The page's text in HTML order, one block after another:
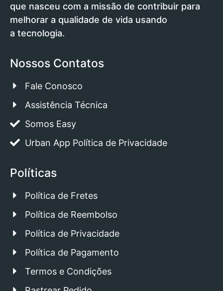
que nasceu com a missão de contribuir para
melhorar a qualidade de vida usando
a tecnologia.
Nossos Contatos
Fale Conosco
Assistência Técnica
Somos Easy
Urban App Política de Privacidade
Políticas
Política de Fretes
Política de Reembolso
Política de Privacidade
Política de Pagamento
Termos e Condições